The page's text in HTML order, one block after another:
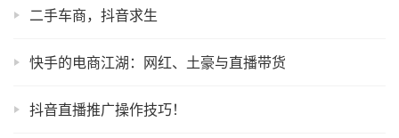
二手车商，抖音求生
快手的电商江湖：网红、土豪与直播带货
抖音直播推广操作技巧！